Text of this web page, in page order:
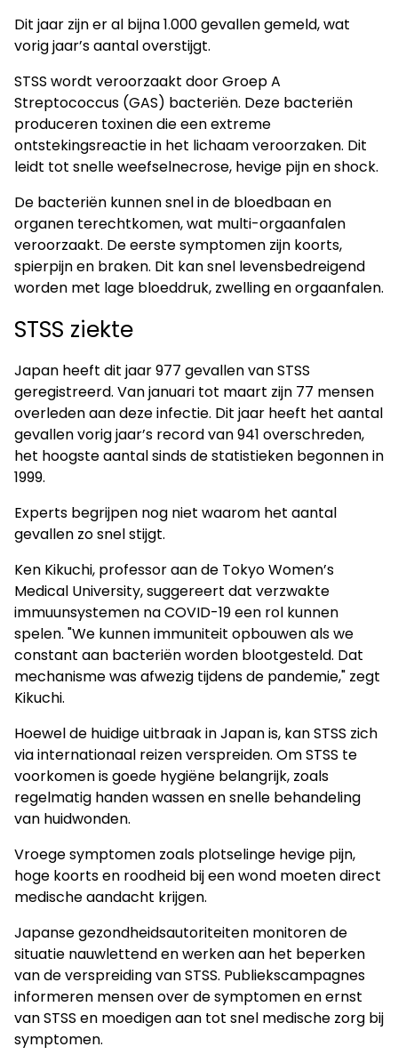
Dit jaar zijn er al bijna 1.000 gevallen gemeld, wat
vorig jaar’s aantal overstijgt.
STSS wordt veroorzaakt door Groep A
Streptococcus (GAS) bacteriën. Deze bacteriën
produceren toxinen die een extreme
ontstekingsreactie in het lichaam veroorzaken. Dit
leidt tot snelle weefselnecrose, hevige pijn en shock.
De bacteriën kunnen snel in de bloedbaan en
organen terechtkomen, wat multi-orgaanfalen
veroorzaakt. De eerste symptomen zijn koorts,
spierpijn en braken. Dit kan snel levensbedreigend
worden met lage bloeddruk, zwelling en orgaanfalen.
STSS ziekte
Japan heeft dit jaar 977 gevallen van STSS
geregistreerd. Van januari tot maart zijn 77 mensen
overleden aan deze infectie. Dit jaar heeft het aantal
gevallen vorig jaar’s record van 941 overschreden,
het hoogste aantal sinds de statistieken begonnen in
1999.
Experts begrijpen nog niet waarom het aantal
gevallen zo snel stijgt.
Ken Kikuchi, professor aan de Tokyo Women’s
Medical University, suggereert dat verzwakte
immuunsystemen na COVID-19 een rol kunnen
spelen. "We kunnen immuniteit opbouwen als we
constant aan bacteriën worden blootgesteld. Dat
mechanisme was afwezig tijdens de pandemie," zegt
Kikuchi.
Hoewel de huidige uitbraak in Japan is, kan STSS zich
via internationaal reizen verspreiden. Om STSS te
voorkomen is goede hygiëne belangrijk, zoals
regelmatig handen wassen en snelle behandeling
van huidwonden.
Vroege symptomen zoals plotselinge hevige pijn,
hoge koorts en roodheid bij een wond moeten direct
medische aandacht krijgen.
Japanse gezondheidsautoriteiten monitoren de
situatie nauwlettend en werken aan het beperken
van de verspreiding van STSS. Publiekscampagnes
informeren mensen over de symptomen en ernst
van STSS en moedigen aan tot snel medische zorg bij
symptomen.